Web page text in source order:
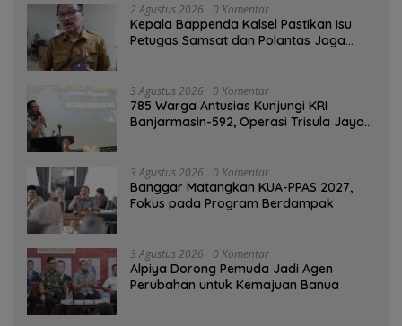
2 Agustus 2026 0 Komentar
Kepala Bappenda Kalsel Pastikan Isu
Petugas Samsat dan Polantas Jaga
3 Agustus 2026 0 Komentar
785 Warga Antusias Kunjungi KRI
Banjarmasin-592, Operasi Trisula Jaya
3 Agustus 2026 0 Komentar
‎Banggar Matangkan KUA-PPAS 2027,
Fokus pada Program Berdampak
3 Agustus 2026 0 Komentar
‎Alpiya Dorong Pemuda Jadi Agen
Perubahan untuk Kemajuan Banua ‎